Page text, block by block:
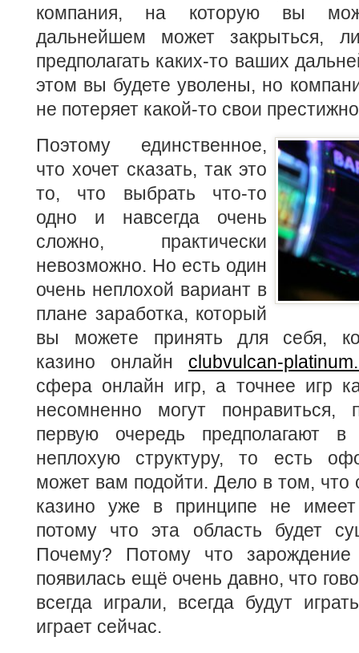
компания, на которую вы
дальнейшем может закрыться,
предполагать каких-то ваших
этом вы будете уволены, но
не потеряет какой-то свои
Поэтому единственное,
что хочет сказать, так это
то, что выбрать что-то
одно и навсегда очень
сложно, практически
невозможно. Но есть один
очень неплохой вариант в
плане заработка, который
вы можете принять для себя,
казино онлайн clubvulcan-
сфера онлайн игр, а точнее игр
несомненно могут
первую очередь предполагают
неплохую структуру, то есть
может вам подойти. Дело в том, что
казино уже в принципе не
потому что эта область будет
Почему? Потому что зарождение
появилась ещё очень давно, что
всегда играли, всегда будут
играет сейчас.